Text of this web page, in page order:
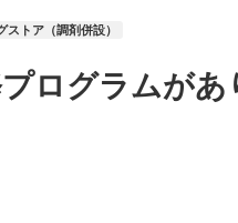
ストア（調剤併設）
プログラムが